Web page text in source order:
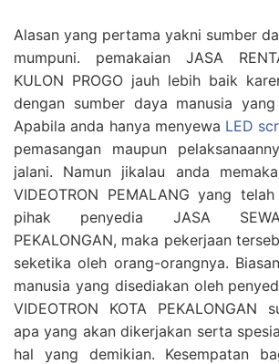
Alasan yang pertama yakni sumber
mumpuni. pemakaian JASA
KULON PROGO jauh lebih baik
dengan sumber daya manusia yang
Apabila anda hanya menyewa LED
pemasangan maupun
jalani. Namun jikalau anda
VIDEOTRON PEMALANG yang
pihak penyedia JASA SEWA
PEKALONGAN, maka pekerjaan
seketika oleh orang-orangnya.
manusia yang disediakan oleh
VIDEOTRON KOTA PEKALONGAN
apa yang akan dikerjakan serta
hal yang demikian. Kesempatan